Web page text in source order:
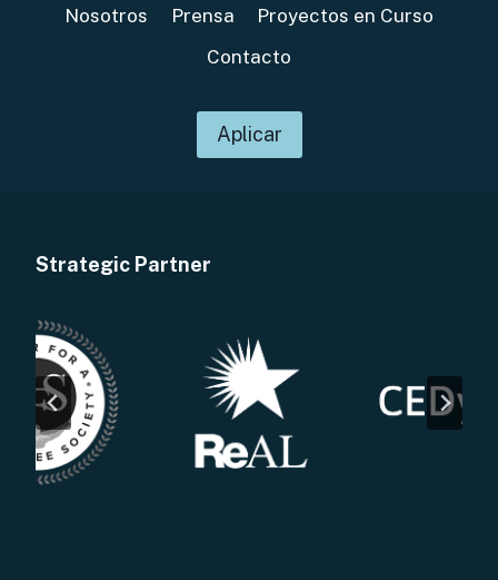
Nosotros Prensa
Proyectos en Curso
Contacto
Aplicar
Strategic Partner